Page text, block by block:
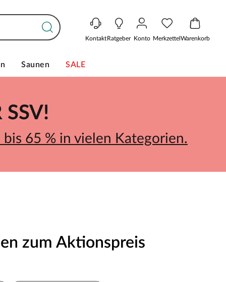
KontaktRatgeber Konto MerkzettelWarenkorb
Saunen SALE
65 % in vielen Kategorien.
zum Aktionspreis